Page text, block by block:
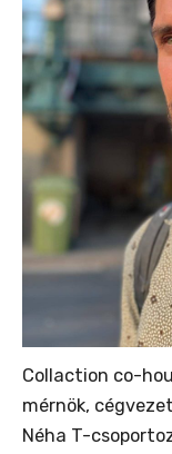
Collaction co-
mérnök,
Néha T-